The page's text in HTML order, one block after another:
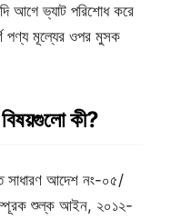
আগে ভ্যাট পরিশোধ করে
পণ্য মূল্যের ওপর মুসক
কী?
সাধারণ আদেশ নং-০৫/
শুল্ক আইন, ২০১২-